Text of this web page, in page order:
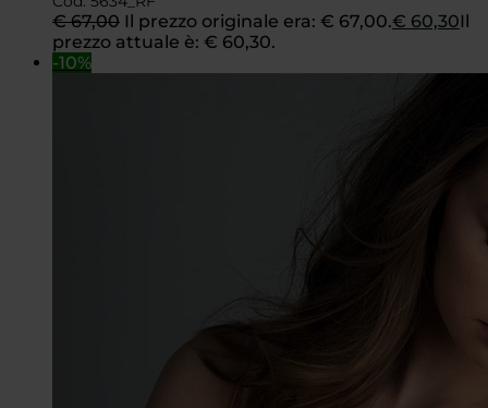
€67,00 Il prezzo originale era: € 67,00.€ 60,30Il
prezzo attuale è: € 60,30.
-10%